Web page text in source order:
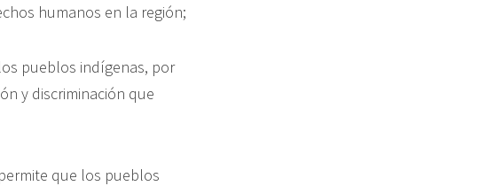
humanos en la región;
pueblos indígenas, por
y discriminación que
que los pueblos